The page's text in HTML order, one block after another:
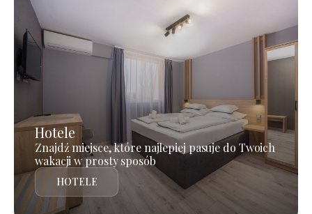
Hotele
Znajdź miejsce, które najlepiej pasuje do Twoich
wakacji w prosty sposób
HOTELE